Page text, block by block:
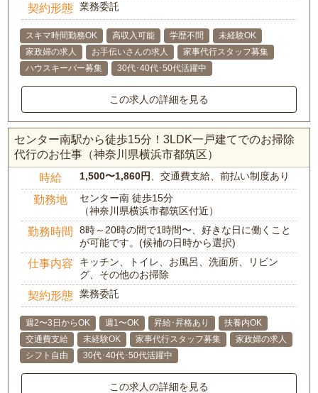
契約形態 業務委託
スキマ時間勤務OK 高収入可能 学歴不問
未経験OK
家政婦の求人
お手伝いさんの求人
家事代行スタッフ募集
ハウスキーパー募集
30代･40代･50代活躍中
この求人の詳細を見る
センター南駅から徒歩15分！3LDK一戸建てでのお掃除
代行のお仕事（神奈川県横浜市都筑区）
時給 1,500〜1,860円 、交通費支給、前払い制度あり
勤務地
センター南 徒歩15分
（神奈川県横浜市都筑区付近）
勤務時間
8時～20時の間で1時間〜、好きな日に働くこと
が可能です。(候補の日時から選択)
仕事内容
キッチン、トイレ、お風呂、洗面所、リビン
グ、その他のお掃除
契約形態 業務委託
週2〜3日からOK 週1〜OK 昇給･昇格あり
扶養内OK
交通費支給
未経験OK 家事代行スタッフ募集
家政婦の求人
シフト自由
30代･40代･50代活躍中
この求人の詳細を見る